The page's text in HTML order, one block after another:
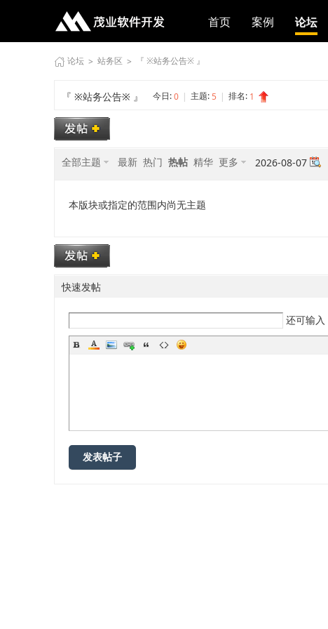
首页 案例 论坛
论坛 > 站务区 > 『 ※站务公告※ 』
『 ※站务公告※ 』 今日:0 | 主题:5 | 排名: 1
全部主题 最新 热门 热帖 精华 更多 2026-08-07
本版块或指定的范围内尚无主题
快速发帖
还可输入
发表帖子